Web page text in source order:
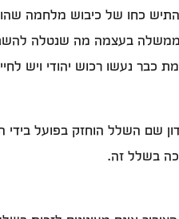
של כיבוש מלחמה שהוא
הממשלה בעצמה מה
כבר נעשו רכוש יהודי ויש
השלל הוחזק בפועל בידי
בשלל זה.